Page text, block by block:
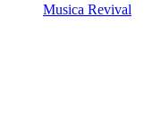
Musica Revival